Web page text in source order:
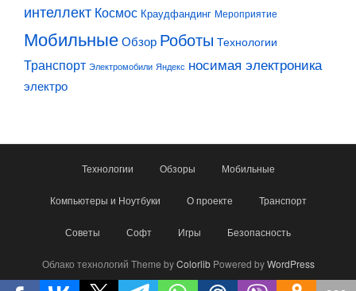
интеллект Космос Краудфандинг Мероприятие
МобильныеОбзор Роботы Технологии
Транспорт Электромобили Яндекс носимая электроника
электро
Технологии Обзоры Мобильные
Компьютеры и Ноутбуки О проекте Транспорт
Советы Софт Игры Безопасность
Облако технологий Theme byColorlibPowered byWordPress